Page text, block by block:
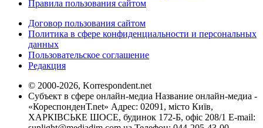
Правила пользования сайтом
Договор пользования сайтом
Политика в сфере конфиденциальности и персональных
данных
Пользовательское соглашение
Редакция
© 2000-2026, Korrespondent.net
Субъект в сфере онлайн-медиа Название онлайн-медиа -
«КореспонденТ.net» Адрес: 02091, місто Київ,
ХАРКІВСЬКЕ ШОСЕ, будинок 172-Б, офіс 208/1 E-mail: